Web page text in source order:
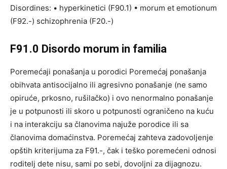
Disordines: • hyperkinetici (F90.1) • morum et emotionum
(F92.-) schizophrenia (F20.-)
F91.0 Disordo morum in familia
Poremećaji ponašanja u porodici Poremećaj ponašanja
obihvata antisocijalno ili agresivno ponašanje (ne samo
opiruće, prkosno, rušilačko) i ovo nenormalno ponašanje
je u potpunosti ili skoro u potpunosti ograničeno na kuću
i na interakciju sa članovima najuže porodice ili sa
članovima domaćinstva. Poremećaj zahteva zadovoljenje
opštih kriterijuma za F91.-, čak i teško poremećeni odnosi
roditelj dete nisu, sami po sebi, dovoljni za dijagnozu.